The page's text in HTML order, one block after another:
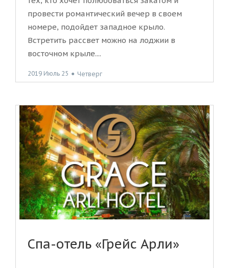
провести романтический вечер в своем
номере, подойдет западное крыло.
Встретить рассвет можно на лоджии в
восточном крыле....
2019 Июль 25 ● Четверг
Спа-отель «Грейс Арли»